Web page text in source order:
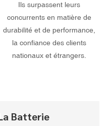
Ils surpassent leurs
concurrents en matière de
durabilité et de performance,
la confiance des clients
nationaux et étrangers.
Batterie